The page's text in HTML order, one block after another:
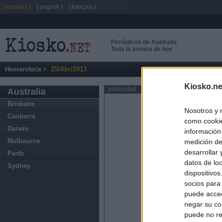
Nosotros y
como
medición
desarrollar
datos de
socios
puede
negar su
puede no
Periódicos de Australia
Toda la prensa de hoy
Hemeroteca 25/Abr/2013
Australia
Brisbane
Canberra
Darwin
Melbourne
Perth
Sydney
publicidad
[ español ] [ english ] [ français ]